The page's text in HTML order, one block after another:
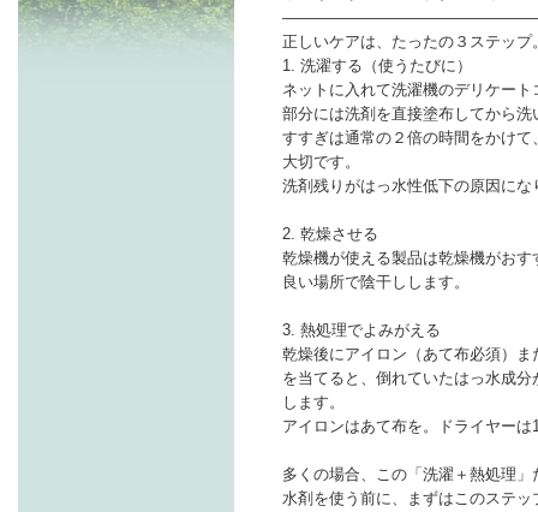
正しいケアは、たったの３ステップ
1. 洗濯する（使うたびに）
ネットに入れて洗濯機のデリケー
部分には洗剤を直接塗布してから洗
すすぎは通常の２倍の時間をかけ
大切です。
洗剤残りがはっ水性低下の原因にな
2. 乾燥させる
乾燥機が使える製品は乾燥機がお
良い場所で陰干しします。
3. 熱処理でよみがえる
乾燥後にアイロン（あて布必須）
を当てると、倒れていたはっ水成
します。
アイロンはあて布を。ドライヤー
多くの場合、この「洗濯＋熱処理
水剤を使う前に、まずはこのステ